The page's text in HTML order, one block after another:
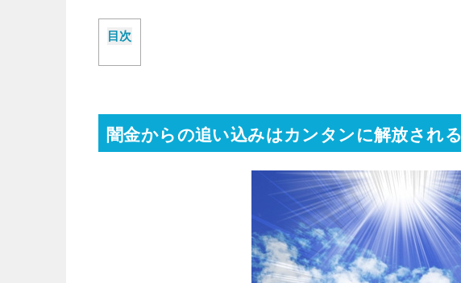
目次
闇金からの追い込みはカンタンに解放される